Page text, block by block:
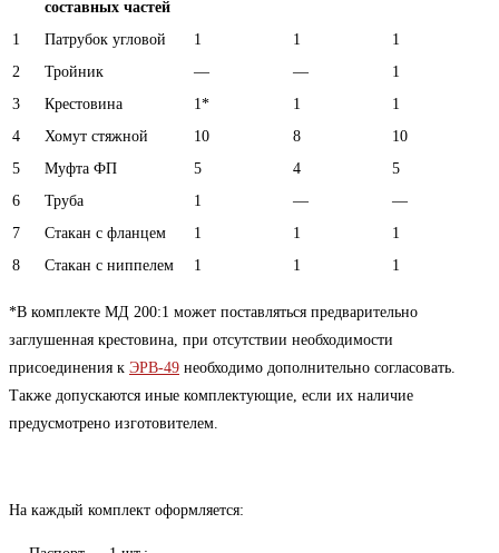
составных частей
1 Патрубок угловой 1 1
1
2
Тройник — —
1
3
Крестовина 1* 1
1
4
Хомут стяжной 10 8
10
5
Муфта ФП 5 4
5
6
Труба 1 —
—
7
Стакан с фланцем 1 1
1
8
Стакан с ниппелем 1 1 1
*В комплекте МД 200:1 может поставляться предварительно
заглушенная крестовина, при отсутствии необходимости
присоединения к ЭРВ-49 необходимо дополнительно согласовать.
Также допускаются иные комплектующие, если их наличие
предусмотрено изготовителем.
На каждый комплект оформляется: